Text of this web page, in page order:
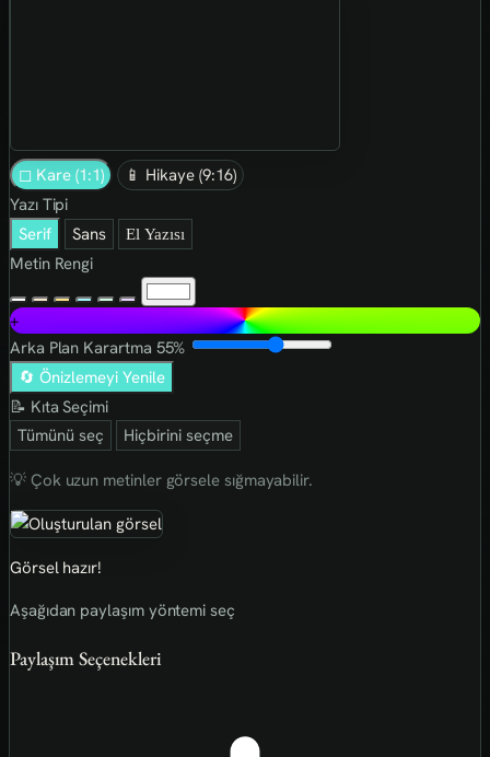
◻ Kare (1:1)
📱 Hikaye (9:16)
Yazı Tipi
Serif
Sans El Yazısı
Metin Rengi
+
Arka Plan Karartma 55%
🔄 Önizlemeyi Yenile
📝 Kıta Seçimi
Tümünü seç
Hiçbirini seçme
💡 Çok uzun metinler görsele sığmayabilir.
Görsel hazır!
Aşağıdan paylaşım yöntemi seç
Paylaşım Seçenekleri